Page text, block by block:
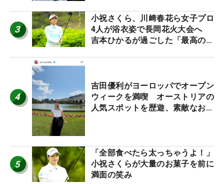
3
小祝さくら、川﨑春花ら女子プロ
4人が浴衣姿で長岡花火大会へ
吉本ひかるが過ごした「最高の夏
4
吉田優利がヨーロッパでオープン
ウィークを満喫 オーストリアの
人気スポットを歴遊、素敵なお土
5
「全部食べたら太っちゃうよ！」
小祝さくらが大量のお菓子を前に
満面の笑み